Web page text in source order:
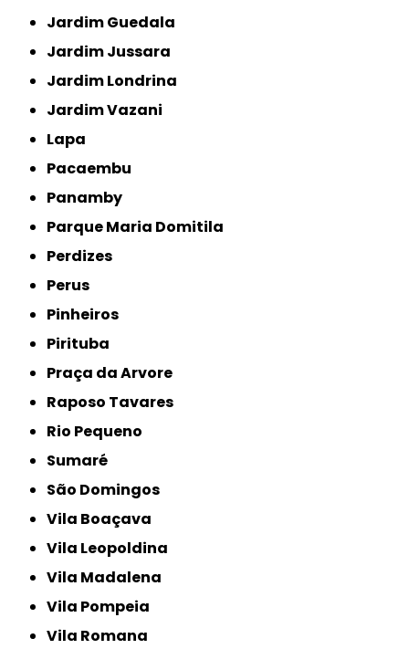
Jardim Guedala
Jardim Jussara
Jardim Londrina
Jardim Vazani
Lapa
Pacaembu
Panamby
Parque Maria Domitila
Perdizes
Perus
Pinheiros
Pirituba
Praça da Arvore
Raposo Tavares
Rio Pequeno
Sumaré
São Domingos
Vila Boaçava
Vila Leopoldina
Vila Madalena
Vila Pompeia
Vila Romana